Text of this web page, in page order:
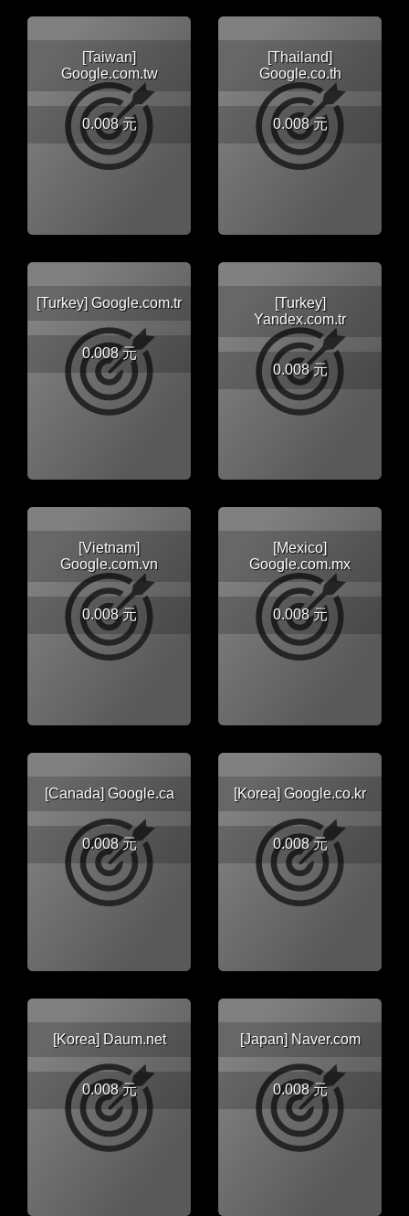
[Taiwan]
Google.com.tw
0.008 元
[Thailand]
Google.co.th
0.008 元
[Turkey] Google.com.tr
0.008 元
[Turkey]
Yandex.com.tr
0.008 元
[Vietnam]
Google.com.vn
0.008 元
[Mexico]
Google.com.mx
0.008 元
[Canada] Google.ca
0.008 元
[Korea] Google.co.kr
0.008 元
[Korea] Daum.net
0.008 元
[Japan] Naver.com
0.008 元